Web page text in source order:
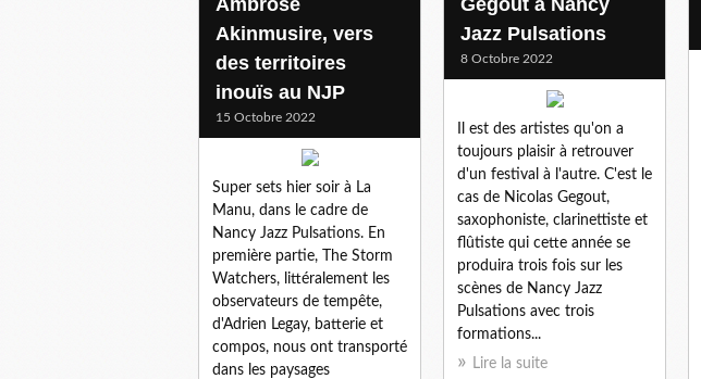
Akinmusire, vers
des territoires
inouïs au NJP
15 Octobre 2022
Super sets hier soir à La
Manu, dans le cadre de
Nancy Jazz Pulsations. En
première partie, The Storm
Watchers, littéralement les
observateurs de tempête,
d'Adrien Legay, batterie et
compos, nous ont transporté
dans les paysages
Jazz Pulsations
8 Octobre 2022
Il est des artistes qu'on a
toujours plaisir à retrouver
d'un festival à l'autre. C'est le
cas de Nicolas Gegout,
saxophoniste, clarinettiste et
flûtiste qui cette année se
produira trois fois sur les
scènes de Nancy Jazz
Pulsations avec trois
formations...
Lire la suite